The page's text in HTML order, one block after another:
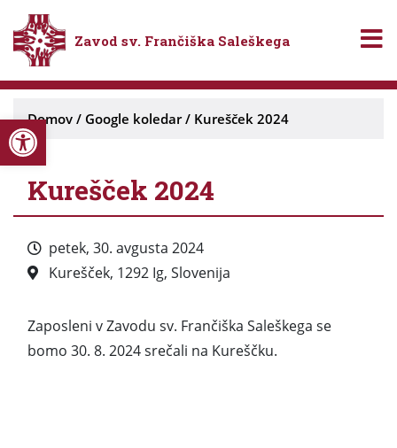
Open toolbar
Zavod sv. Frančiška Saleškega
Domov / Google koledar/ Kurešček 2024
Kurešček 2024
petek, 30. avgusta 2024
Kurešček, 1292 Ig, Slovenija
Zaposleni v Zavodu sv. Frančiška Saleškega se
bomo 30. 8. 2024 srečali na Kureščku.